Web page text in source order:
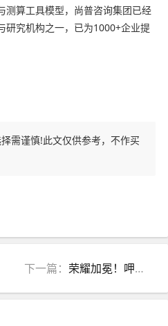
测算工具模型，尚普咨询集团已经
研究机构之一，已为1000+企业提
需谨慎!此文仅供参考，不作买
下一篇： 荣耀加冕！呷来旺凭借品类销冠，打造速冻食品石码五香卷行业传奇